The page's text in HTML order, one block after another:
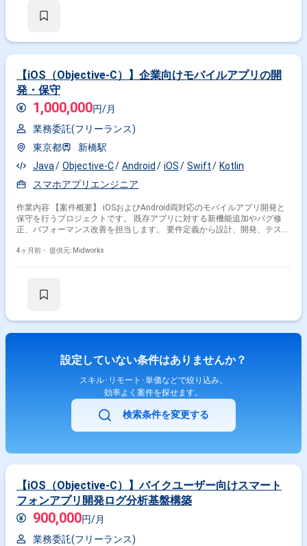
【iOS（Objective-C）】企業向けモバイルアプリの開
発・保守
1,000,000円/月
業務委託(フリーランス)
東京都
新橋駅
Java
Objective-C Android iOS Swift
Kotlin
スマホアプリエンジニア
作業内容 【案件概要】 iOSおよびAndroid両対応のモバイルアプリ開発と
保守を行うプロジェクトです。 既存アプリに対する新機能追加やバグ修
正、パフォーマンス改善を担当します。 要件定義から設計、開発、テス
たサーバー連携やアプリケーションアーキテクチャ設計の知識を活かして
4ヶ月前・ 提供元: Midworks
設定していない条件はありませんか？
スキル･リモート･単価などで絞り込み、
効率よく案件を探せます。
検索条件を変更する
【iOS（Objective-C）】バイクユーザー向けスマート
フォンアプリ開発ログ分析基盤構築
900,000円/月
業務委託(フリーランス)